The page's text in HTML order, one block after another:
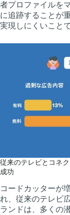
者プロファイルを
に追跡することが
実現しにくいことで
従来のテレビとコネ
成功
コードカッターが
れ、従来のテレビ
ランドは、多くの